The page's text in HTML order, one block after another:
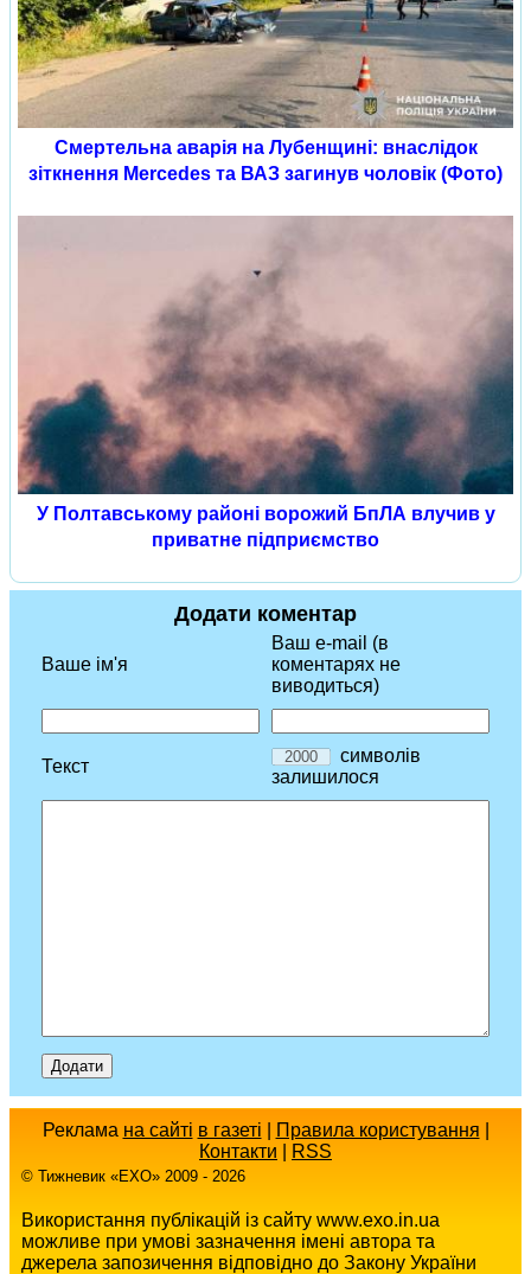
Смертельна аварія на Лубенщині: внаслідок
зіткнення Mercedes та ВАЗ загинув чоловік (Фото)
У Полтавському районі ворожий БпЛА влучив у
приватне підприємство
Додати коментар
Ваше ім'я
Ваш e-mail (в
коментарях не
виводиться)
Текст
символів
залишилося
Реклама на сайті в газеті Правила користування
Контакти
RSS
© Тижневик «EХO» 2009 - 2026
Використання публікацій із сайту www.exo.in.ua
можливе при умові зазначення імені автора та
джерела запозичення відповідно до Закону України